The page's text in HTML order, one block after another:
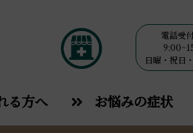
電話受
日曜・祝日
る方へ お悩みの症状